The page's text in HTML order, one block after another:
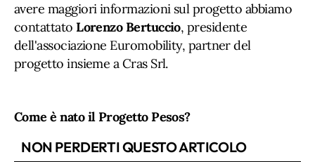
avere maggiori informazioni sul progetto abbiamo
contattato Lorenzo Bertuccio, presidente
dell'associazione Euromobility, partner del
progetto insieme a Cras Srl.
Come è nato il Progetto Pesos?
NON PERDERTI QUESTO ARTICOLO